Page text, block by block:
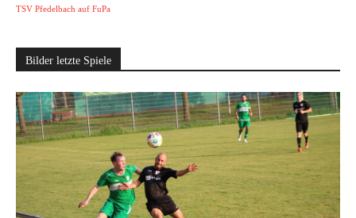
TSV Pfedelbach auf FuPa
Bilder letzte Spiele